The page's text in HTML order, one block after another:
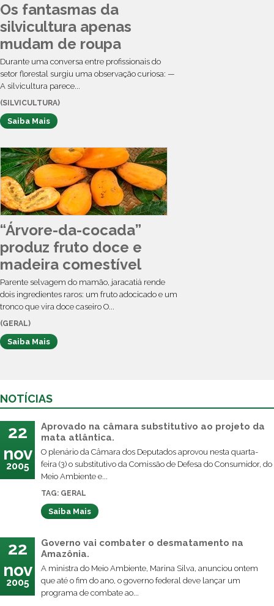
Os fantasmas da
silvicultura apenas
mudam de roupa
Durante uma conversa entre profissionais do
setor florestal surgiu uma observação curiosa: —
A silvicultura parece...
(SILVICULTURA)
Saiba Mais
“Árvore-da-cocada”
produz fruto doce e
madeira comestível
Parente selvagem do mamão, jaracatiá rende
dois ingredientes raros: um fruto adocicado e um
tronco que vira doce caseiro O...
(GERAL)
Saiba Mais
NOTÍCIAS
22
nov
2005
Aprovado na câmara substitutivo ao projeto da
mata atlântica.
O plenário da Câmara dos Deputados aprovou nesta quarta-
feira (3) o substitutivo da Comissão de Defesa do Consumidor, do
Meio Ambiente e...
TAG: GERAL
Saiba Mais
22
nov
2005
Governo vai combater o desmatamento na
Amazônia.
A ministra do Meio Ambiente, Marina Silva, anunciou ontem
que até o fim do ano, o governo federal deve lançar um
programa de combate ao...